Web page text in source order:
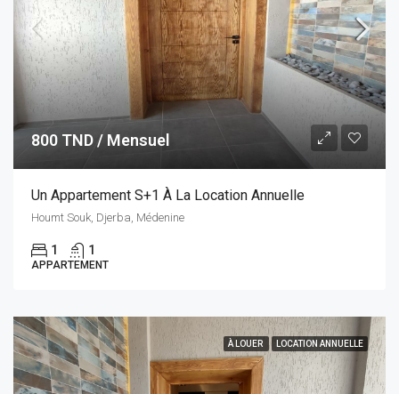
800 TND / Mensuel
Un Appartement S+1 À La Location Annuelle
Houmt Souk, Djerba, Médenine
1 1
APPARTEMENT
À LOUER LOCATION ANNUELLE